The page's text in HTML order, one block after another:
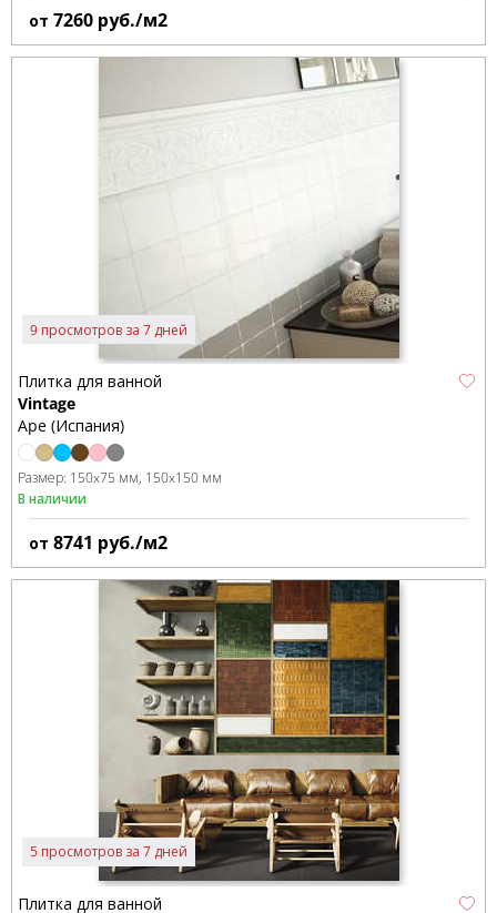
от 7260 руб./м2
9 просмотров за 7 дней
Плитка для ванной
Vintage
Ape (Испания)
Размер: 150x75 мм 150x150 мм
В наличии
от 8741 руб./м2
5 просмотров за 7 дней
Плитка для ванной